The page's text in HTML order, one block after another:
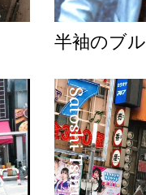
半袖のブ
Satoshi Tsuruta